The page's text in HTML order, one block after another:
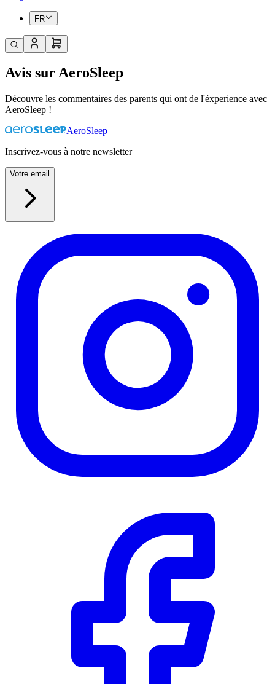
FR
Avis sur AeroSleep
Découvre les commentaires des parents qui ont de l'éxperience avec
AeroSleep !
AeroSleep
Inscrivez-vous à notre newsletter
Votre email